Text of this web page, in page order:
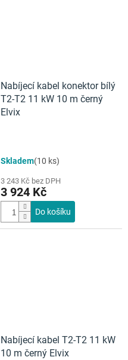
Nabíjecí kabel konektor bílý
T2-T2 11 kW 10 m černý
Elvix
Skladem(10 ks)
3 243 Kč bez DPH
3 924 Kč
Do košíku
Nabíjecí kabel T2-T2 11 kW
10 m černý Elvix